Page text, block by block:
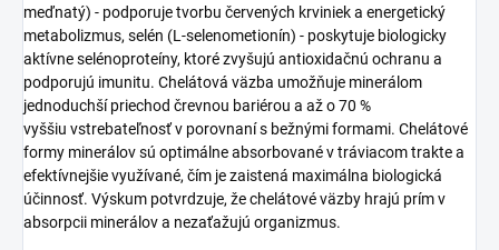
meďnatý) - podporuje tvorbu červených krviniek a energetický
metabolizmus, selén (L-selenometionín) - poskytuje biologicky
aktívne selénoproteíny, ktoré zvyšujú antioxidačnú ochranu a
podporujú imunitu. Chelátová väzba umožňuje minerálom
jednoduchší priechod črevnou bariérou a až o 70 %
vyššiu vstrebateľnosť v porovnaní s bežnými formami. Chelátové
formy minerálov sú optimálne absorbované v tráviacom trakte a
efektívnejšie využívané, čím je zaistená maximálna biologická
účinnosť. Výskum potvrdzuje, že chelátové väzby hrajú prím v
absorpcii minerálov a nezaťažujú organizmus.